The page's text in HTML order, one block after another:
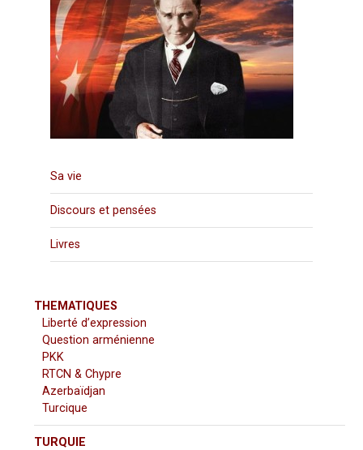
Sa vie
Discours et pensées
Livres
THEMATIQUES
Liberté d’expression
Question arménienne
PKK
RTCN & Chypre
Azerbaïdjan
Turcique
TURQUIE